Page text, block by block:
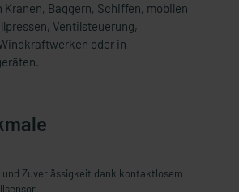
Baggern, Schiffen, mobilen
Ventilsteuerung,
oder in
und Zuverlässigkeit dank kontaktlosem